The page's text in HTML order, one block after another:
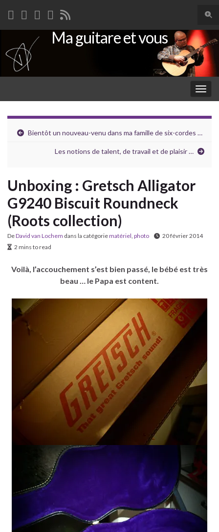
Search for:
Ma guitare et vous
Bientôt un nouveau-venu dans ma famille de six-cordes …
Les notions de talent, de travail et de plaisir …
Unboxing : Gretsch Alligator
G9240 Biscuit Roundneck
(Roots collection)
DeDavid van Lochem dans la catégoriematériel photo
20 février 2014
2 mins to read
Voilà, l’accouchement s’est bien passé, le bébé est très
beau … le Papa est content.